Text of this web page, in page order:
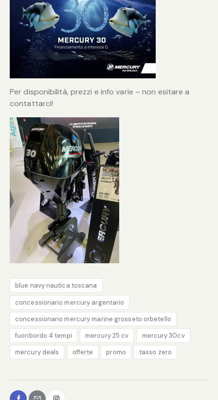
Per disponibilità, prezzi e info varie – non esitare a
contattarci!
blue navy nautica toscana
concessionario mercury argentario
concessionario mercury marine grosseto orbetello
fuoribordo 4 tempi mercury 25 cv mercury 30cv
mercury deals offerte promo tasso zero